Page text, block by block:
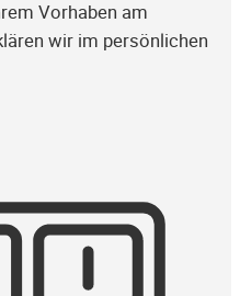
Vorhaben am
wir im persönlichen